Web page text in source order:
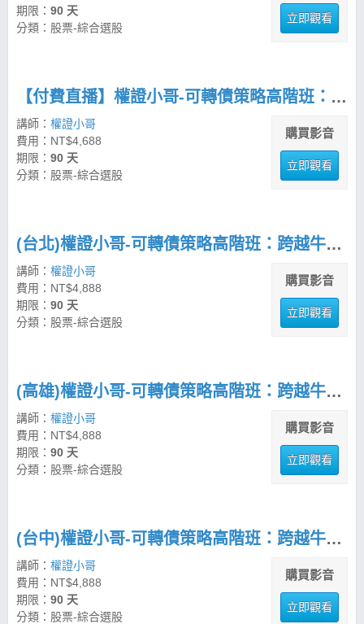
期限： 90 天
分類：股票-綜合選股
立即觀看
【付費直播】權證小哥-可轉債策略高階班：跨越牛熊的進階實戰交易術
講師： 權證小哥
費用：NT$4,688
期限： 90 天
分類：股票-綜合選股
購買影音
立即觀看
(台北)權證小哥-可轉債策略高階班：跨越牛熊的進階實戰交易術
講師： 權證小哥
費用：NT$4,888
期限： 90 天
分類：股票-綜合選股
購買影音
立即觀看
(高雄)權證小哥-可轉債策略高階班：跨越牛熊的進階實戰交易術
講師： 權證小哥
費用：NT$4,888
期限： 90 天
分類：股票-綜合選股
購買影音
立即觀看
(台中)權證小哥-可轉債策略高階班：跨越牛熊的進階實戰交易術
講師： 權證小哥
費用：NT$4,888
期限： 90 天
分類：股票-綜合選股
購買影音
立即觀看